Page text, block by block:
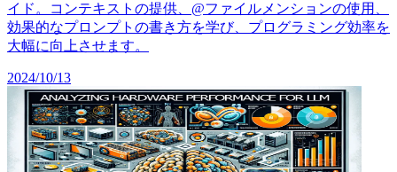
イド。コンテキストの提供、@ファイルメンションの使用、
効果的なプロンプトの書き方を学び、プログラミング効率を
大幅に向上させます。
2024/10/13